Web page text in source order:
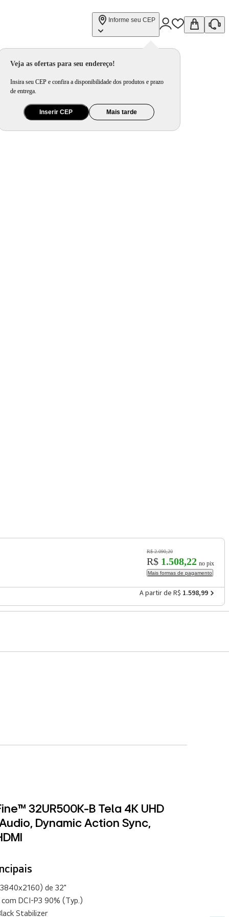
Informe seu CEP
Veja as ofertas para seu endereço!
Insira seu CEP e confira a disponibilidade dos produtos e prazo
de entrega.
Inserir CEP Mais tarde
R$ 2.090,20
R$ 1.508,22 no pix
Mais formas de pagamento
A partir de R$ 1.598,99
32UR500K-B Tela 4K UHD
Dynamic Action Sync,
de 32"
DCI-P3 90% (Typ.)
Stabilizer